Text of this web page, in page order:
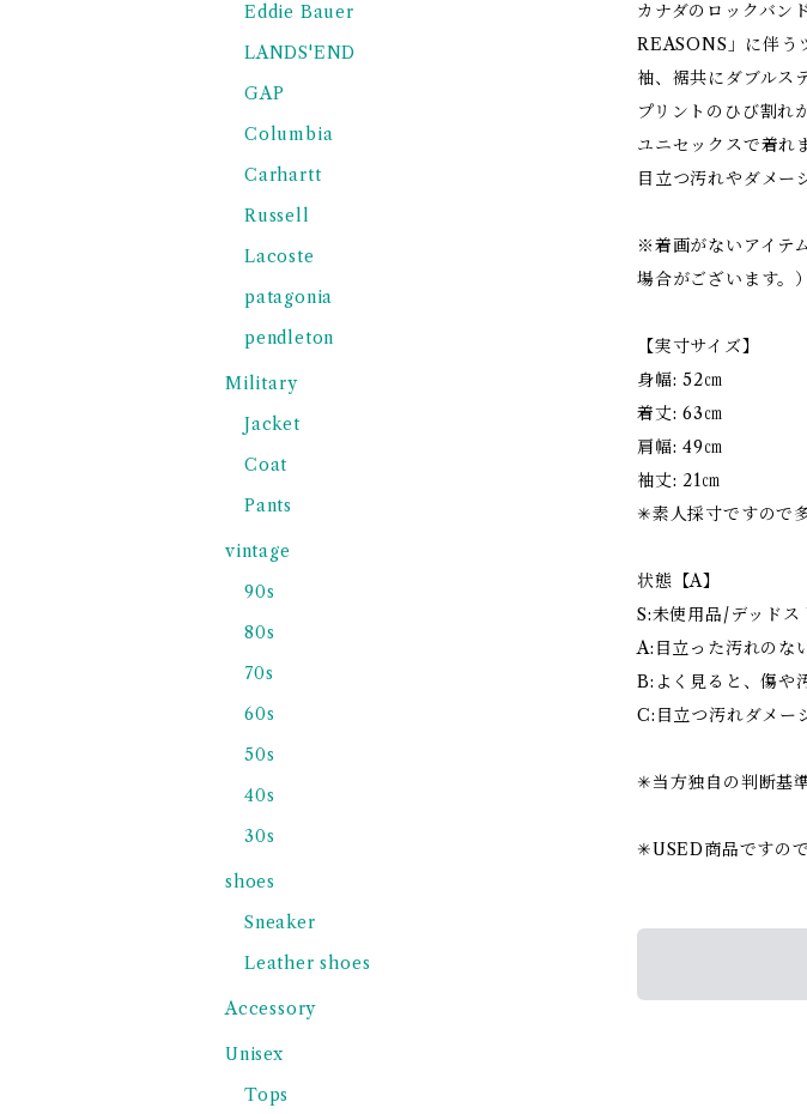
カナダのロックバ
REASONS」に伴う
袖、裾共にダブルス
プリントのひび割れ
ユニセックスで着れ
目立つ汚れやダメー
※着画がないアイテ
場合がございます。）
【実寸サイズ】
身幅: 52㎝
着丈: 63㎝
肩幅: 49㎝
袖丈: 21㎝
✳︎素人採寸ですので
状態【A】
S:未使用品/デッドス
A:目立った汚れのな
B:よく見ると、傷や
C:目立つ汚れダメー
✳︎当方独自の判断基
✳︎USED商品ですの
Eddie Bauer
LANDS'END
GAP
Columbia
Carhartt
Russell
Lacoste
patagonia
pendleton
Military
Jacket
Coat
Pants
vintage
90s
80s
70s
60s
50s
40s
30s
shoes
Sneaker
Leather shoes
Accessory
Unisex
Tops